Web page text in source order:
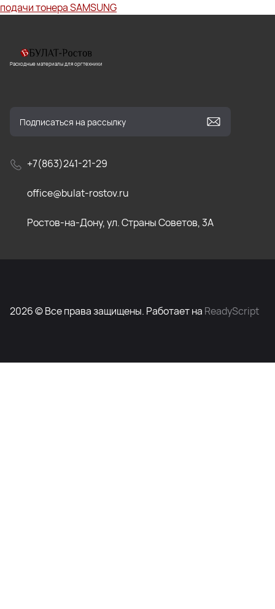
подачи тонера SAMSUNG
Расходные материалы для оргтехники
+7(863)241-21-29
office@bulat-rostov.ru
Ростов-на-Дону, ул. Страны Советов, 3А
2026 © Все права защищены. Работает на ReadyScript